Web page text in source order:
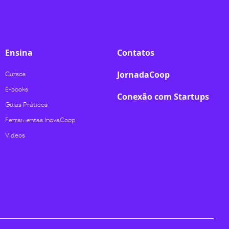
Ensina
Cursos
E-books
Guias Práticos
Ferramentas InovaCoop
Videos
Contatos
JornadaCoop
Conexão com Startups